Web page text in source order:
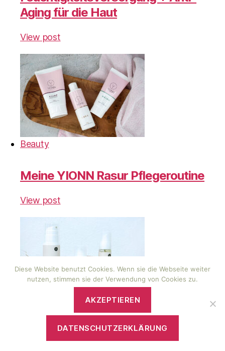
Aging für die Haut
View post
Beauty
Meine YIONN Rasur Pflegeroutine
View post
BioBloom CBD Kosmetik Review
Diese Website benutzt Cookies. Wenn sie die Webseite weiter
nutzen, stimmen sie der Verwendung von Cookies zu.
AKZEPTIEREN
DATENSCHUTZERKLÄRUNG